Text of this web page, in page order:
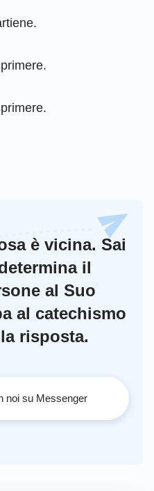
è vicina. Sai
il
al Suo
al catechismo
risposta.
noi su Messenger